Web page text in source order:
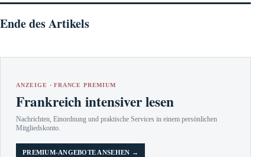
Ende des Artikels
ANZEIGE · FRANCE PREMIUM
Frankreich intensiver lesen
Nachrichten, Einordnung und praktische Services in einem persönlichen
Mitgliedskonto.
PREMIUM-ANGEBOTE ANSEHEN →